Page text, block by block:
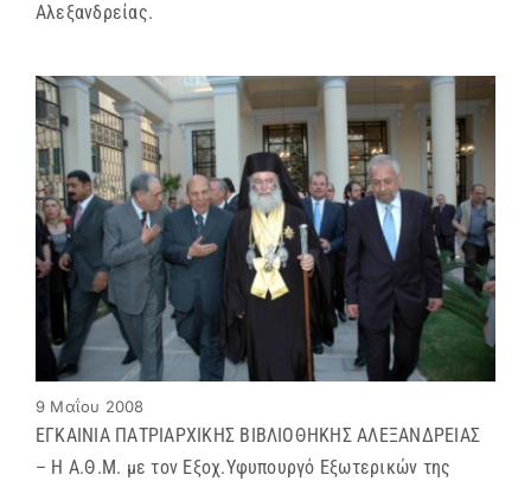
Αλεξανδρείας.
9 Μαΐου 2008
EΓΚΑΙΝΙΑ ΠΑΤΡΙΑΡΧΙΚΗΣ ΒΙΒΛΙΟΘΗΚΗΣ ΑΛΕΞΑΝΔΡΕΙΑΣ
– Η Α.Θ.Μ. με τον Εξοχ.Υφυπουργό Εξωτερικών της